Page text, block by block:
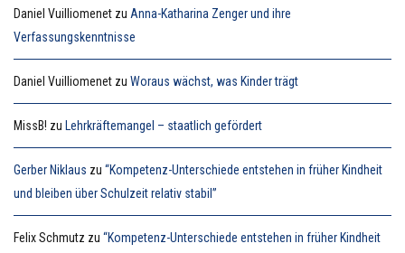
Daniel Vuilliomenet zu Anna-Katharina Zenger und ihre
Verfassungskenntnisse
Daniel Vuilliomenet zu Woraus wächst, was Kinder trägt
MissB! zu Lehrkräftemangel – staatlich gefördert
Gerber Niklaus zu “Kompetenz-Unterschiede entstehen in früher Kindheit
und bleiben über Schulzeit relativ stabil”
Felix Schmutz zu “Kompetenz-Unterschiede entstehen in früher Kindheit